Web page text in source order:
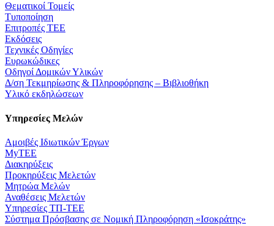
Θεματικοί Τομείς
Τυποποίηση
Επιτροπές ΤΕΕ
Εκδόσεις
Τεχνικές Οδηγίες
Ευρωκώδικες
Οδηγοί Δομικών Υλικών
Δ/ση Τεκμηρίωσης & Πληροφόρησης – Βιβλιοθήκη
Υλικό εκδηλώσεων
Υπηρεσίες Μελών
Αμοιβές Ιδιωτικών Έργων
MyTEE
Διακηρύξεις
Προκηρύξεις Μελετών
Μητρώα Μελών
Αναθέσεις Μελετών
Υπηρεσίες ΤΠ-ΤΕΕ
Σύστημα Πρόσβασης σε Νομική Πληροφόρηση «Ισοκράτης»